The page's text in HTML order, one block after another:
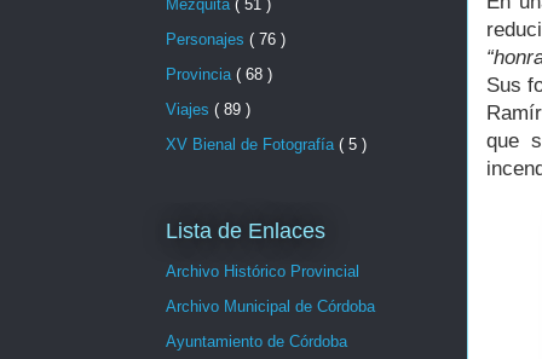
Sus
que
Mezquita ( 51 )
Personajes ( 76 )
Provincia ( 68 )
Viajes ( 89 )
XV Bienal de Fotografía ( 5 )
Lista de Enlaces
Archivo Histórico Provincial
Archivo Municipal de Córdoba
Ayuntamiento de Córdoba